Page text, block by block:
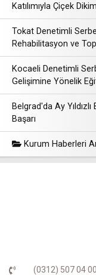
Katılımıyla Çiçek
Tokat Denetimli
Rehabilitasyon ve
Kocaeli Denetimli
Gelişimine Yönelik
Belgrad'da Ay
Başarı
Kurum Haberleri
(0312) 507 04